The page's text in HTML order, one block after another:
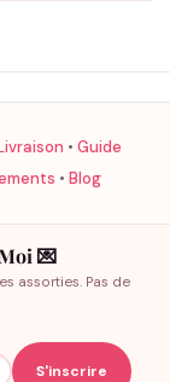
• Guide
• Blog
💌
assorties. Pas de